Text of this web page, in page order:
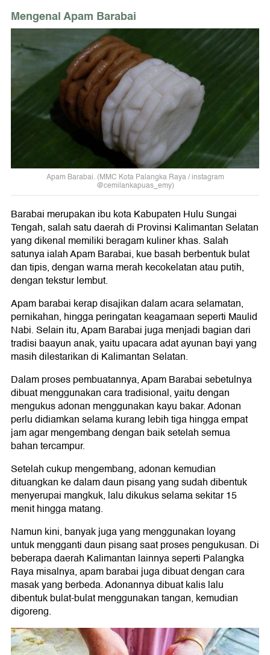
Mengenal Apam Barabai
Apam Barabai. (MMC Kota Palangka Raya / instagram
@cemilankapuas_emy)
Barabai merupakan ibu kota Kabupaten Hulu Sungai
Tengah, salah satu daerah di Provinsi Kalimantan Selatan
yang dikenal memiliki beragam kuliner khas. Salah
satunya ialah Apam Barabai, kue basah berbentuk bulat
dan tipis, dengan warna merah kecokelatan atau putih,
dengan tekstur lembut.
Apam barabai kerap disajikan dalam acara selamatan,
pernikahan, hingga peringatan keagamaan seperti Maulid
Nabi. Selain itu, Apam Barabai juga menjadi bagian dari
tradisi baayun anak, yaitu upacara adat ayunan bayi yang
masih dilestarikan di Kalimantan Selatan.
Dalam proses pembuatannya, Apam Barabai sebetulnya
dibuat menggunakan cara tradisional, yaitu dengan
mengukus adonan menggunakan kayu bakar. Adonan
perlu didiamkan selama kurang lebih tiga hingga empat
jam agar mengembang dengan baik setelah semua
bahan tercampur.
Setelah cukup mengembang, adonan kemudian
dituangkan ke dalam daun pisang yang sudah dibentuk
menyerupai mangkuk, lalu dikukus selama sekitar 15
menit hingga matang.
Namun kini, banyak juga yang menggunakan loyang
untuk mengganti daun pisang saat proses pengukusan. Di
beberapa daerah Kalimantan lainnya seperti Palangka
Raya misalnya, apam barabai juga dibuat dengan cara
masak yang berbeda. Adonannya dibuat kalis lalu
dibentuk bulat-bulat menggunakan tangan, kemudian
digoreng.